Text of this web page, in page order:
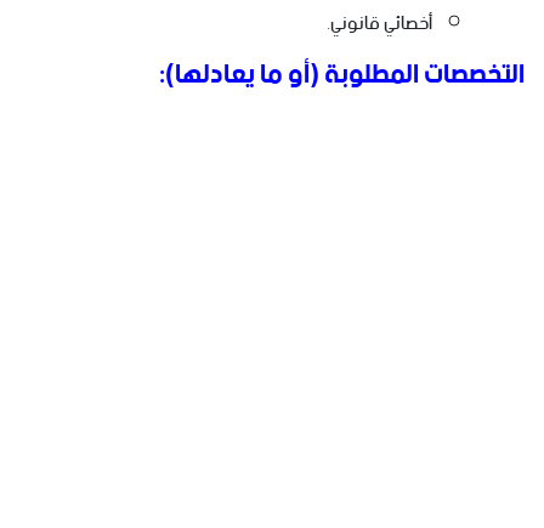
أخصائي قانوني.
التخصصات المطلوبة (أو ما يعادلها):